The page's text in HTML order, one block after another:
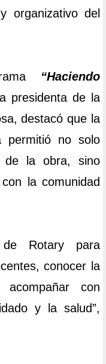
organizativo del
“Haciendo
presidenta de la
destacó que la
permitió no solo
de la obra, sino
la comunidad
Rotary para
conocer la
con
y la salud”,